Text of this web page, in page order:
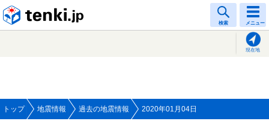
検索 メニュー
現在地
トップ 地震情報 過去の地震情報 2020年01月04日